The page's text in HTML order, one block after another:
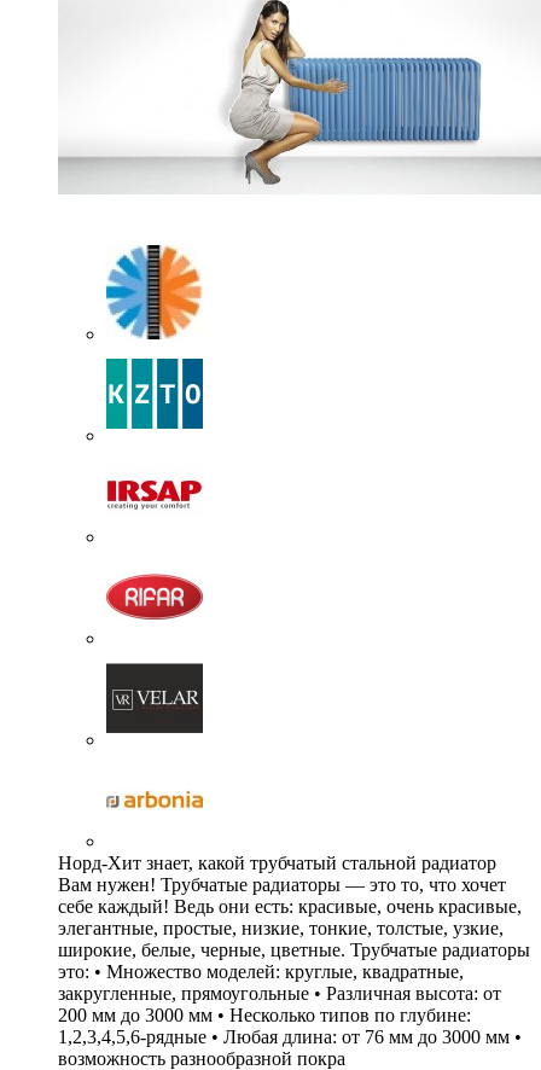
Норд-Хит знает, какой трубчатый стальной радиатор
Вам нужен! Трубчатые радиаторы — это то, что хочет
себе каждый! Ведь они есть: красивые, очень красивые,
элегантные, простые, низкие, тонкие, толстые, узкие,
широкие, белые, черные, цветные. Трубчатые радиаторы
это: • Множество моделей: круглые, квадратные,
закругленные, прямоугольные • Различная высота: от
200 мм до 3000 мм • Несколько типов по глубине:
1,2,3,4,5,6-рядные • Любая длина: от 76 мм до 3000 мм •
возможность разнообразной покра